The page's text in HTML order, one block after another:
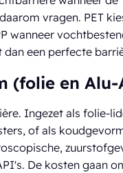
vragen. PET
wanneer
dan een perfecte
(folie en Alu-
Ingezet als folie-
of als
De kosten gaan